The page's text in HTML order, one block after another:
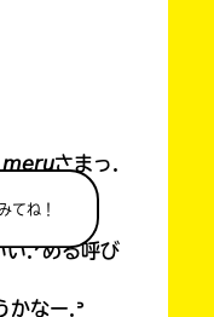
てね！
さまっ.
がと.ᐟ
い.ᐟめる呼び
かなー.ᐣ